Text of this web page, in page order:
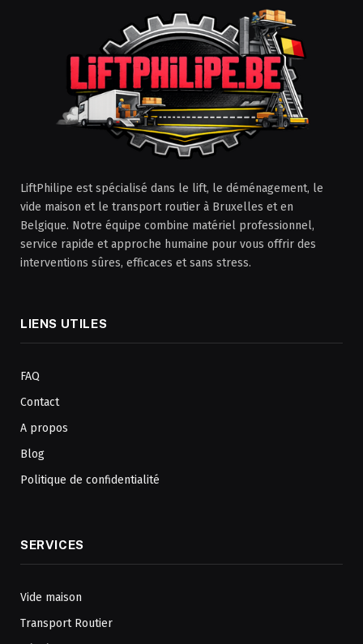
LiftPhilipe est spécialisé dans le lift, le déménagement, le
vide maison et le transport routier à Bruxelles et en
Belgique. Notre équipe combine matériel professionnel,
service rapide et approche humaine pour vous offrir des
interventions sûres, efficaces et sans stress.
LIENS UTILES
FAQ
Contact
A propos
Blog
Politique de confidentialité
SERVICES
Vide maison
Transport Routier